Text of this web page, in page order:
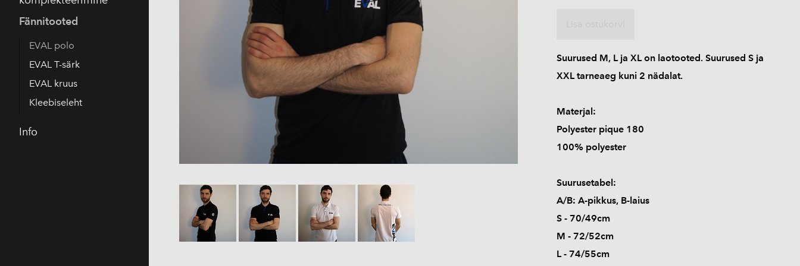
Fännitooted
EVAL polo
EVAL T-särk
EVAL kruus
Kleebiseleht
Info
Suurused M, L ja XL on laotooted. Suurused S ja
XXL tarneaeg kuni 2 nädalat.
Materjal:
Polyester pique 180
100% polyester
Suurusetabel:
A/B: A-pikkus, B-laius
S - 70/49cm
M - 72/52cm
L - 74/55cm